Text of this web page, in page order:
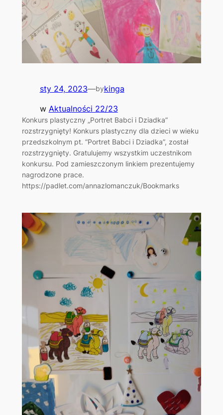
sty 24, 2023—bykinga
w Aktualności 22/23
Konkurs plastyczny „Portret Babci i Dziadka”
rozstrzygnięty! Konkurs plastyczny dla dzieci w wieku
przedszkolnym pt. ”Portret Babci i Dziadka”, został
rozstrzygnięty. Gratulujemy wszystkim uczestnikom
konkursu. Pod zamieszczonym linkiem prezentujemy
nagrodzone prace.
https://padlet.com/annazlomanczuk/Bookmarks